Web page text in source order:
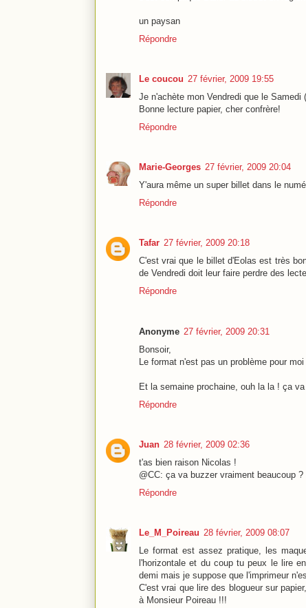
un paysan
Répondre
Le coucou 27 février, 2009 19:55
Je n'achète mon Vendredi que le
Bonne lecture papier, cher confrère!
Répondre
Marie-Georges 27 février, 2009 20:04
Y'aura même un super billet dans le
Répondre
Tafar 27 février, 2009 20:18
C'est vrai que le billet d'Eolas est très
de Vendredi doit leur faire perdre des
Répondre
Anonyme 27 février, 2009 20:31
Bonsoir,
Le format n'est pas un problème pour
Et la semaine prochaine, ouh la la ! ça
Répondre
Juan 28 février, 2009 02:36
t'as bien raison Nicolas !
@CC: ça va buzzer vraiment beaucoup ?
Répondre
Le_M_Poireau 28 février, 2009 08:07
Le format est assez pratique, les
l'horizontale et du coup tu peux le lire
demi mais je suppose que l'imprimeur
C'est vrai que lire des blogueur sur
à Monsieur Poireau !!!